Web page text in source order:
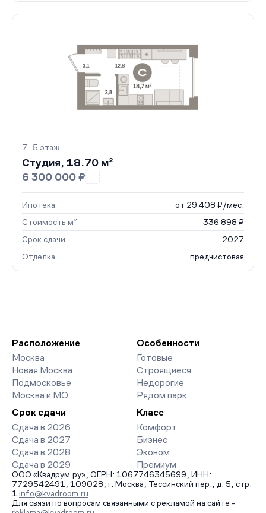
7 · 5 этаж
Студия, 18.70 м²
6 300 000 ₽
Ипотека
от 29 408 ₽/мес.
Стоимость м²
336 898 ₽
Срок сдачи
2027
Отделка
предчистовая
Расположение
Москва
Новая Москва
Подмосковье
Москва и МО
Особенности
Готовые
Строящиеся
Недорогие
Рядом парк
Срок сдачи
Сдача в 2026
Сдача в 2027
Сдача в 2028
Сдача в 2029
Класс
Комфорт
Бизнес
Эконом
Премиум
ООО «Квадрум.ру», ОГРН: 1067746345699, ИНН:
7729542491, 109028, г. Москва, Тессинский пер., д. 5, стр.
1 info@kvadroom.ru
Для связи по вопросам связанными с рекламой на сайте -